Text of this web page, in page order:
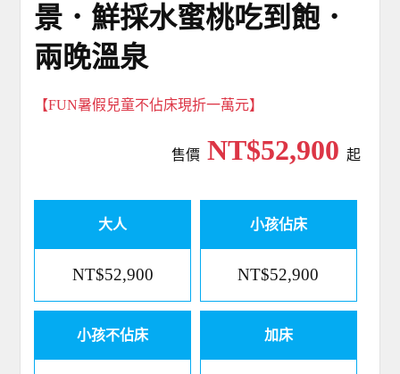
景．鮮採水蜜桃吃到飽．
兩晚溫泉
【FUN暑假兒童不佔床現折一萬元】
售價NT$52,900 起
大人
NT$52,900
小孩佔床
NT$52,900
小孩不佔床 加床